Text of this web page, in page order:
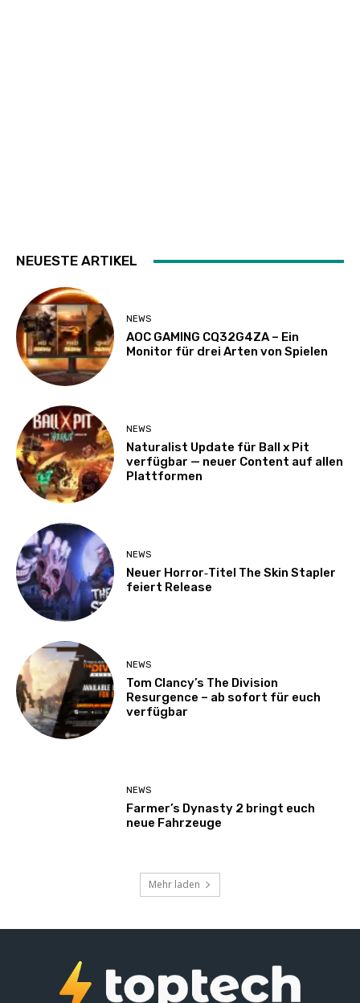
NEUESTE ARTIKEL
NEWS
AOC GAMING CQ32G4ZA – Ein
Monitor für drei Arten von Spielen
NEWS
Naturalist Update für Ball x Pit
verfügbar — neuer Content auf allen
Plattformen
NEWS
Neuer Horror‑Titel The Skin Stapler
feiert Release
NEWS
Tom Clancy’s The Division
Resurgence – ab sofort für euch
verfügbar
NEWS
Farmer’s Dynasty 2 bringt euch
neue Fahrzeuge
Mehr laden